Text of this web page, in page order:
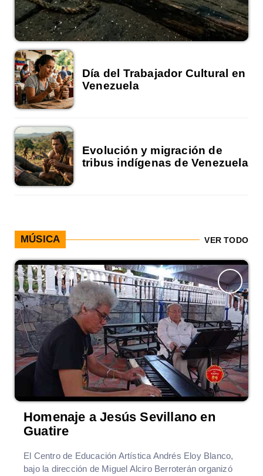
Día del Trabajador Cultural en
Venezuela
Evolución y migración de
tribus indígenas de Venezuela
MÚSICA VER TODO
Homenaje a Jesús Sevillano en
Guatire
El Centro de Educación Artística Andrés Eloy Blanco,
bajo la dirección de Miguel Alciro Berroterán organizó